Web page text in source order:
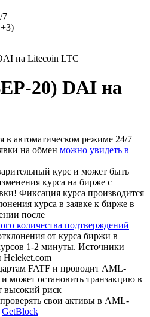
7
на Litecoin LTC
20) DAI на
в автоматическом режиме 24/7
на обмен можно увидеть в
курс и может быть
курса на бирже с
Фиксация курса производится
курса в заявке к бирже в
после
количества подтверждений
от курса биржи в
1-2 минуты. Источники
Heleket.com
FATF и проводит AML-
может остановить транзакцию в
высокий риск
свои активы в AML-
GetBlock